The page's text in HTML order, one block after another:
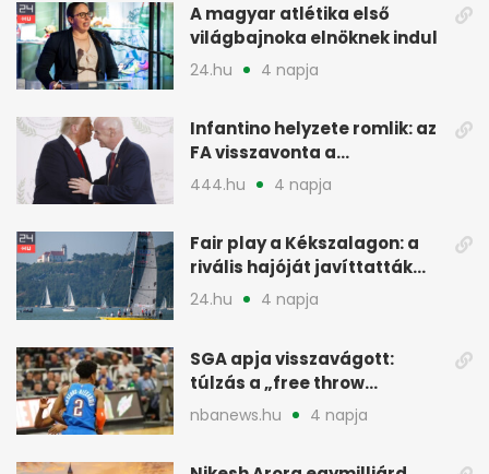
A magyar atlétika első
világbajnoka elnöknek indul
24.hu 4 napja
Infantino helyzete romlik: az
FA visszavonta a
támogatását, jöhet a
444.hu 4 napja
Fair play a Kékszalagon: a
rivális hajóját javíttatták
meg
24.hu 4 napja
SGA apja visszavágott:
túlzás a „free throw
merchant” címke?
nbanews.hu 4 napja